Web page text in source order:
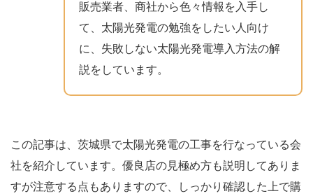
販売業者、商社から色々情報を入手し
て、太陽光発電の勉強をしたい人向け
に、失敗しない太陽光発電導入方法の解
説をしています。
この記事は、茨城県で太陽光発電の工事を行なっている会
社を紹介しています。優良店の見極め方も説明してありま
すが注意する点もありますので、しっかり確認した上で購